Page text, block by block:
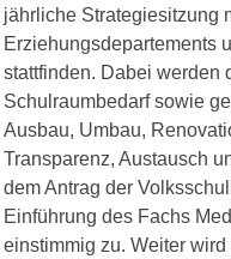
jährliche Strategiesitzung
Erziehungsdepartements
stattfinden. Dabei werden
Schulraumbedarf sowie
Ausbau, Umbau,
Transparenz, Austausch
dem Antrag der
Einführung des Fachs
einstimmig zu. Weiter